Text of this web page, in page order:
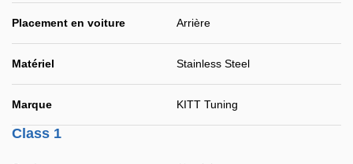
Placement en voiture Arrière
Matériel Stainless Steel
Marque KITT Tuning
Class 1